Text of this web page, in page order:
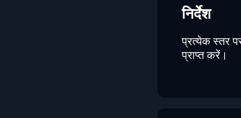
निर्देश
प्रत्येक स्तर
प्राप्त करें।